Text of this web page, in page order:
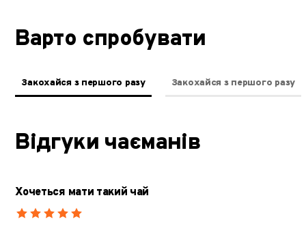
Варто спробувати
Закохайся з першого разу Закохайся з першого разу
Відгуки чаєманів
Хочеться мати такий чай